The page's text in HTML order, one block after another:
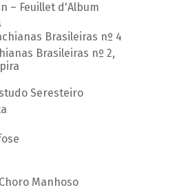
– Feuillet d'Album
Brasileiras nº 4
Brasileiras nº 2,
Seresteiro
Manhoso